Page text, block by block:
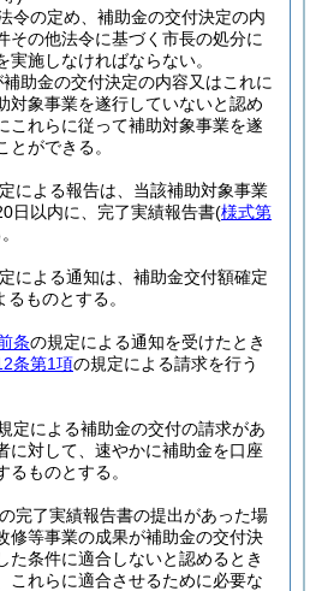
令の定め、補助金の交付決定の内
その他法令に基づく市長の処分に
施しなければならない。
助金の交付決定の内容又はこれに
対象事業を遂行していないと認め
これらに従って補助対象事業を遂
ができる。
による報告は、当該補助対象事業
日以内に、完了実績報告書(様式第
による通知は、補助金交付額確定
るものとする。
条の規定による通知を受けたとき
条第1項の規定による請求を行う
定による補助金の交付の請求があ
に対して、速やかに補助金を口座
ものとする。
の完了実績報告書の提出があった場
修等事業の成果が補助金の交付決
た条件に適合しないと認めるとき
これらに適合させるために必要な